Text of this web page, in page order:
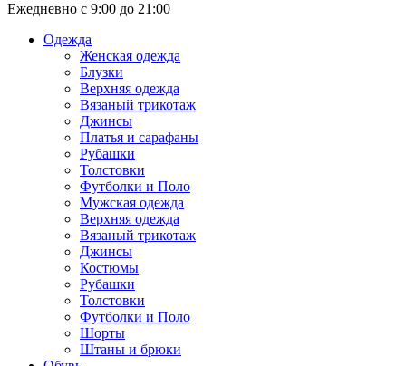
Ежедневно с 9:00 до 21:00
Одежда
Женская одежда
Блузки
Верхняя одежда
Вязаный трикотаж
Джинсы
Платья и сарафаны
Рубашки
Толстовки
Футболки и Поло
Мужская одежда
Верхняя одежда
Вязаный трикотаж
Джинсы
Костюмы
Рубашки
Толстовки
Футболки и Поло
Шорты
Штаны и брюки